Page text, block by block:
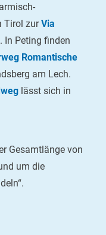
Tirol zurVia
In Peting finden
Romantische
am Lech.
lässt sich in
Gesamtlänge von
um die